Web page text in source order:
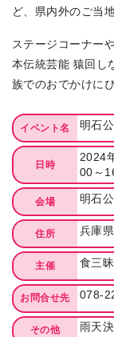
ど、県内外のご当
ステージコーナー
本伝統芸能 猿回し
族でのおでかけに
イベント名 明石
日時
2024
00～
会場 明石
住所 兵庫
主催 食三
お問合せ先 078-
その他 雨天